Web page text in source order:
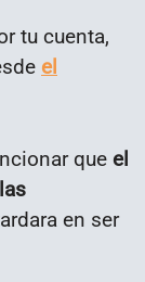
tu cuenta,
el
que el
en ser